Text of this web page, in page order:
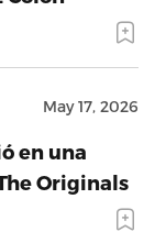
May 17, 2026
en una
Originals